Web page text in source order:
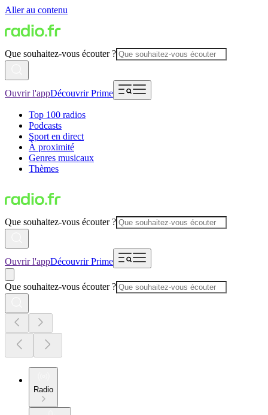
Aller au contenu
Que souhaitez-vous écouter ?
Ouvrir l'appDécouvrir Prime
Top 100 radios
Podcasts
Sport en direct
À proximité
Genres musicaux
Thèmes
Que souhaitez-vous écouter ?
Ouvrir l'appDécouvrir Prime
Que souhaitez-vous écouter ?
Radio